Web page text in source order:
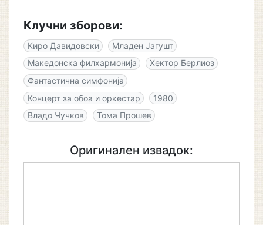
Клучни зборови:
Киро Давидовски
Младен Јагушт
Македонска филхармонија
Хектор Берлиоз
Фантастична симфонија
Концерт за обоа и оркестар
1980
Владо Чучков
Тома Прошев
Оригинален извадок: